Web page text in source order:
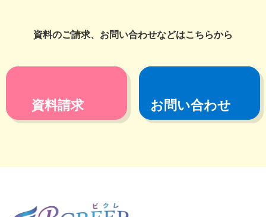
資料のご請求、お問い合わせなどはこちらから
資料請求 お問い合わせ